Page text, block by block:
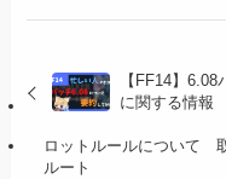
【FF14】
に関する情報
ロットルールについて
ルート